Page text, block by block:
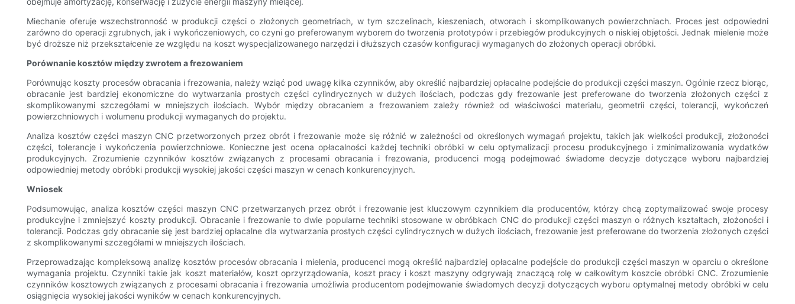
Miechanie oferuje wszechstronność w produkcji części o złożonych geometriach, w tym szczelinach, kieszeniach, otworach i skomplikowanych powierzchniach. Proces jest odpowiedni
zarówno do operacji zgrubnych, jak i wykończeniowych, co czyni go preferowanym wyborem do tworzenia prototypów i przebiegów produkcyjnych o niskiej objętości. Jednak mielenie może
być droższe niż przekształcenie ze względu na koszt wyspecjalizowanego narzędzi i dłuższych czasów konfiguracji wymaganych do złożonych operacji obróbki.
Porównanie kosztów między zwrotem a frezowaniem
Porównując koszty procesów obracania i frezowania, należy wziąć pod uwagę kilka czynników, aby określić najbardziej opłacalne podejście do produkcji części maszyn. Ogólnie rzecz biorąc,
obracanie jest bardziej ekonomiczne do wytwarzania prostych części cylindrycznych w dużych ilościach, podczas gdy frezowanie jest preferowane do tworzenia złożonych części z
skomplikowanymi szczegółami w mniejszych ilościach. Wybór między obracaniem a frezowaniem zależy również od właściwości materiału, geometrii części, tolerancji, wykończeń
powierzchniowych i wolumenu produkcji wymaganych do projektu.
Analiza kosztów części maszyn CNC przetworzonych przez obrót i frezowanie może się różnić w zależności od określonych wymagań projektu, takich jak wielkości produkcji, złożoności
części, tolerancje i wykończenia powierzchniowe. Konieczne jest ocena opłacalności każdej techniki obróbki w celu optymalizacji procesu produkcyjnego i zminimalizowania wydatków
produkcyjnych. Zrozumienie czynników kosztów związanych z procesami obracania i frezowania, producenci mogą podejmować świadome decyzje dotyczące wyboru najbardziej
odpowiedniej metody obróbki produkcji wysokiej jakości części maszyn w cenach konkurencyjnych.
Wniosek
Podsumowując, analiza kosztów części maszyn CNC przetwarzanych przez obrót i frezowanie jest kluczowym czynnikiem dla producentów, którzy chcą zoptymalizować swoje procesy
produkcyjne i zmniejszyć koszty produkcji. Obracanie i frezowanie to dwie popularne techniki stosowane w obróbkach CNC do produkcji części maszyn o różnych kształtach, złożoności i
tolerancji. Podczas gdy obracanie się jest bardziej opłacalne dla wytwarzania prostych części cylindrycznych w dużych ilościach, frezowanie jest preferowane do tworzenia złożonych części
z skomplikowanymi szczegółami w mniejszych ilościach.
Przeprowadzając kompleksową analizę kosztów procesów obracania i mielenia, producenci mogą określić najbardziej opłacalne podejście do produkcji części maszyn w oparciu o określone
wymagania projektu. Czynniki takie jak koszt materiałów, koszt oprzyrządowania, koszt pracy i koszt maszyny odgrywają znaczącą rolę w całkowitym koszcie obróbki CNC. Zrozumienie
czynników kosztowych związanych z procesami obracania i frezowania umożliwia producentom podejmowanie świadomych decyzji dotyczących wyboru optymalnej metody obróbki w celu
osiągnięcia wysokiej jakości wyników w cenach konkurencyjnych.